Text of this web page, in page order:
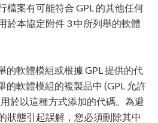
檔案有可能符合 GPL 的其他任何
於本協定附件 3 中所列舉的軟體
的軟體模組或根據 GPL 提供的代
的軟體模組的複製品中 (GPL 允許
於以這種方式添加的代碼。為避
狀態引起誤解，您必須刪除其中